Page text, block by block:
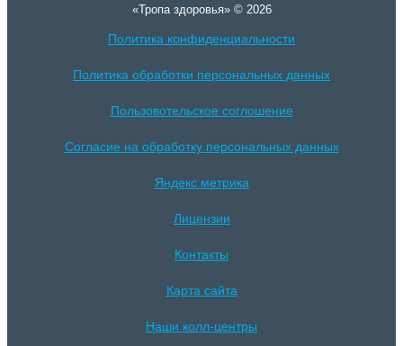
«Тропа здоровья» © 2026
Политика конфиденциальности
Политика обработки персональных данных
Пользовотельское соглошение
Согласие на обработку персональных данных
Яндекс метрика
Лицензии
Контакты
Карта сайта
Наши колл-центры